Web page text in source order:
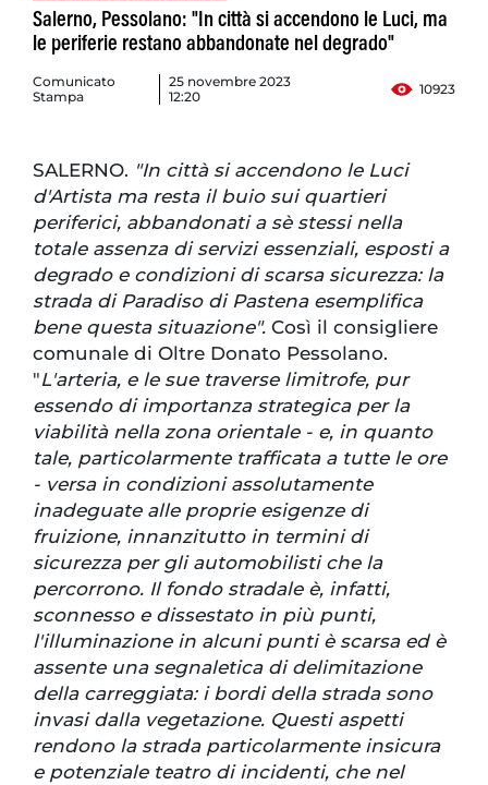
Salerno, Pessolano: "In città si accendono le Luci, ma
le periferie restano abbandonate nel degrado"
Comunicato
Stampa
25 novembre 2023
12:20
10923
SALERNO. "In città si accendono le Luci
d'Artista ma resta il buio sui quartieri
periferici, abbandonati a sè stessi nella
totale assenza di servizi essenziali, esposti a
degrado e condizioni di scarsa sicurezza: la
strada di Paradiso di Pastena esemplifica
bene questa situazione". Così il consigliere
comunale di Oltre Donato Pessolano.
"L'arteria, e le sue traverse limitrofe, pur
essendo di importanza strategica per la
viabilità nella zona orientale - e, in quanto
tale, particolarmente trafficata a tutte le ore
- versa in condizioni assolutamente
inadeguate alle proprie esigenze di
fruizione, innanzitutto in termini di
sicurezza per gli automobilisti che la
percorrono. Il fondo stradale è, infatti,
sconnesso e dissestato in più punti,
l'illuminazione in alcuni punti è scarsa ed è
assente una segnaletica di delimitazione
della carreggiata: i bordi della strada sono
invasi dalla vegetazione. Questi aspetti
rendono la strada particolarmente insicura
e potenziale teatro di incidenti, che nel